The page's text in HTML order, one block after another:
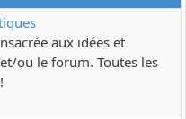
aux idées et
ou le forum. Toutes les